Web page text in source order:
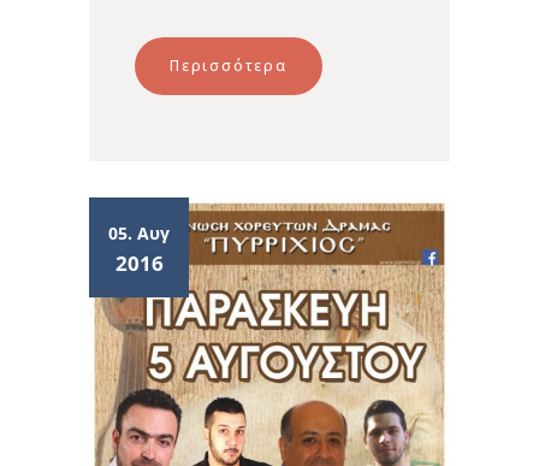
Περισσότερα
05. Αυγ
2016